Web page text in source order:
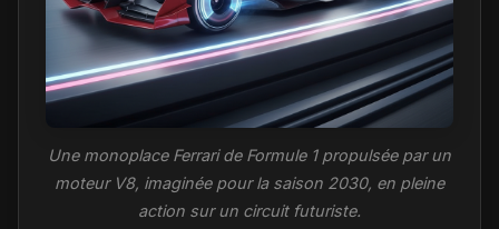
Une monoplace Ferrari de Formule 1 propulsée par un
moteur V8, imaginée pour la saison 2030, en pleine
action sur un circuit futuriste.